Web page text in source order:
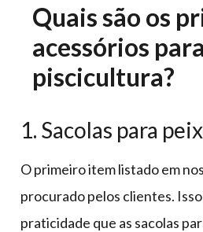
Quais são os
acessórios para
piscicultura?
1. Sacolas para
O primeiro item listado em
procurado pelos clientes.
praticidade que as sacolas